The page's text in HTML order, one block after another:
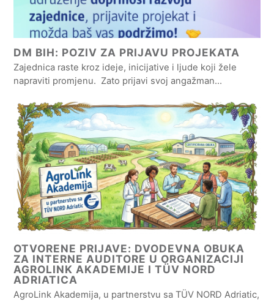
DM BIH: POZIV ZA PRIJAVU PROJEKATA
Zajednica raste kroz ideje, inicijative i ljude koji žele
napraviti promjenu. Zato prijavi svoj angažman…
OTVORENE PRIJAVE: DVODEVNA OBUKA
ZA INTERNE AUDITORE U ORGANIZACIJI
AGROLINK AKADEMIJE I TÜV NORD
ADRIATICA
AgroLink Akademija, u partnerstvu sa TÜV NORD Adriatic,